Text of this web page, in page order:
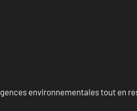
environnementales tout en